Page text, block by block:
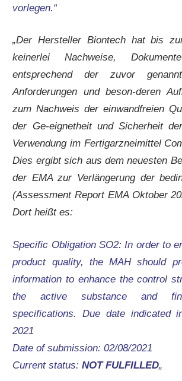
vorlegen.“
„Der Hersteller Biontech hat bis
keinerlei Nachweise,
entsprechend der zuvor
Anforderungen und beson-deren
zum Nachweis der einwandfreien
der Ge-eignetheit und Sicherheit
Verwendung im Fertigarzneimittel
Dies ergibt sich aus dem neuesten
der EMA zur Verlängerung der
(Assessment Report EMA Oktober
Dort heißt es:
Specific Obligation SO2: In order to
product quality, the MAH should
information to enhance the control
the active substance and
specifications. Due date indicated
2021
Date of submission:02/08/2021
Current status:NOT FULFILLED„